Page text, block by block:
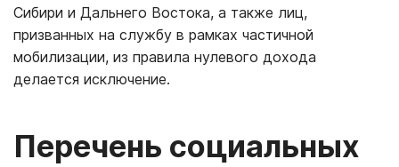
Сибири и Дальнего Востока, а также лиц,
призванных на службу в рамках частичной
мобилизации, из правила нулевого дохода
делается исключение.
Перечень социальных